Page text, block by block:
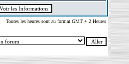
Toutes les heures sont au format GMT + 2 Heures